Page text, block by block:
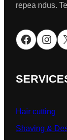
repea ndus.
Facebook Instagram
Hair cutting
Shaving &